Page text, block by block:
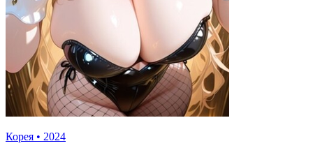
Корея • 2024